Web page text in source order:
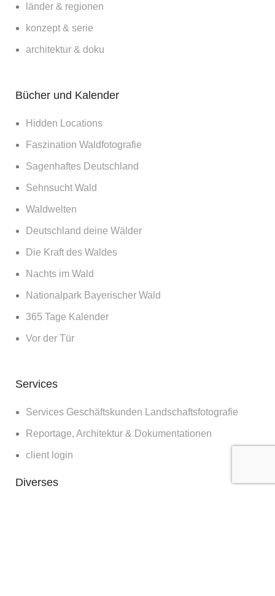
länder & regionen
konzept & serie
architektur & doku
Bücher und Kalender
Hidden Locations
Faszination Waldfotografie
Sagenhaftes Deutschland
Sehnsucht Wald
Waldwelten
Deutschland deine Wälder
Die Kraft des Waldes
Nachts im Wald
Nationalpark Bayerischer Wald
365 Tage Kalender
Vor der Tür
Services
Services Geschäftskunden Landschaftsfotografie
Reportage, Architektur & Dokumentationen
client login
Diverses